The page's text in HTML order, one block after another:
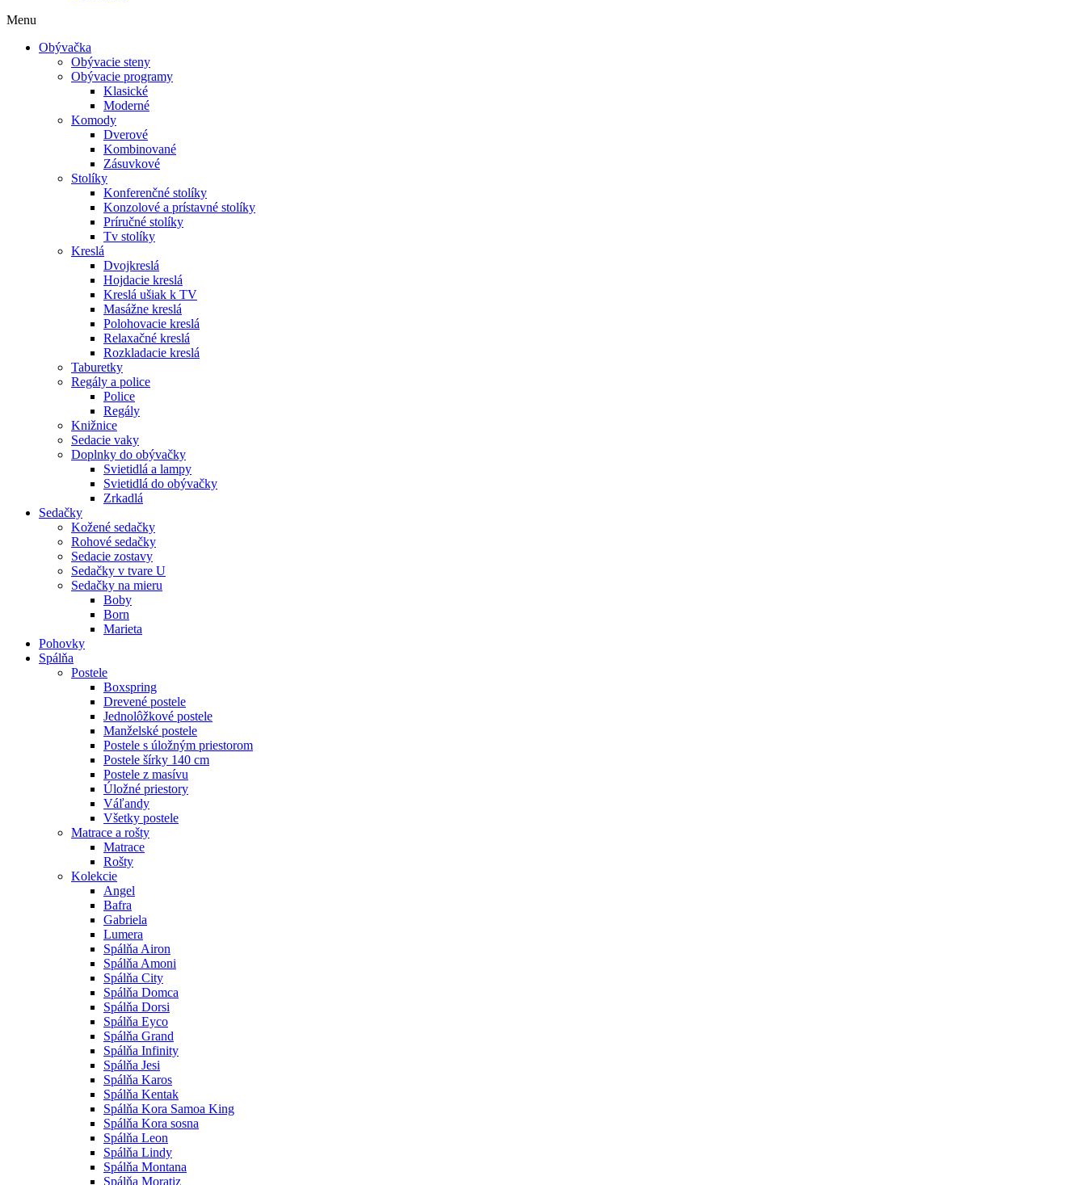
Menu
Obývačka
Obývacie steny
Obývacie programy
Klasické
Moderné
Komody
Dverové
Kombinované
Zásuvkové
Stolíky
Konferenčné stolíky
Konzolové a prístavné stolíky
Príručné stolíky
Tv stolíky
Kreslá
Dvojkreslá
Hojdacie kreslá
Kreslá ušiak k TV
Masážne kreslá
Polohovacie kreslá
Relaxačné kreslá
Rozkladacie kreslá
Taburetky
Regály a police
Police
Regály
Knižnice
Sedacie vaky
Doplnky do obývačky
Svietidlá a lampy
Svietidlá do obývačky
Zrkadlá
Sedačky
Kožené sedačky
Rohové sedačky
Sedacie zostavy
Sedačky v tvare U
Sedačky na mieru
Boby
Born
Marieta
Pohovky
Spálňa
Postele
Boxspring
Drevené postele
Jednolôžkové postele
Manželské postele
Postele s úložným priestorom
Postele šírky 140 cm
Postele z masívu
Úložné priestory
Váľandy
Všetky postele
Matrace a rošty
Matrace
Rošty
Kolekcie
Angel
Bafra
Gabriela
Lumera
Spálňa Airon
Spálňa Amoni
Spálňa City
Spálňa Domca
Spálňa Dorsi
Spálňa Eyco
Spálňa Grand
Spálňa Infinity
Spálňa Jesi
Spálňa Karos
Spálňa Kentak
Spálňa Kora Samoa King
Spálňa Kora sosna
Spálňa Leon
Spálňa Lindy
Spálňa Montana
Spálňa Moratiz